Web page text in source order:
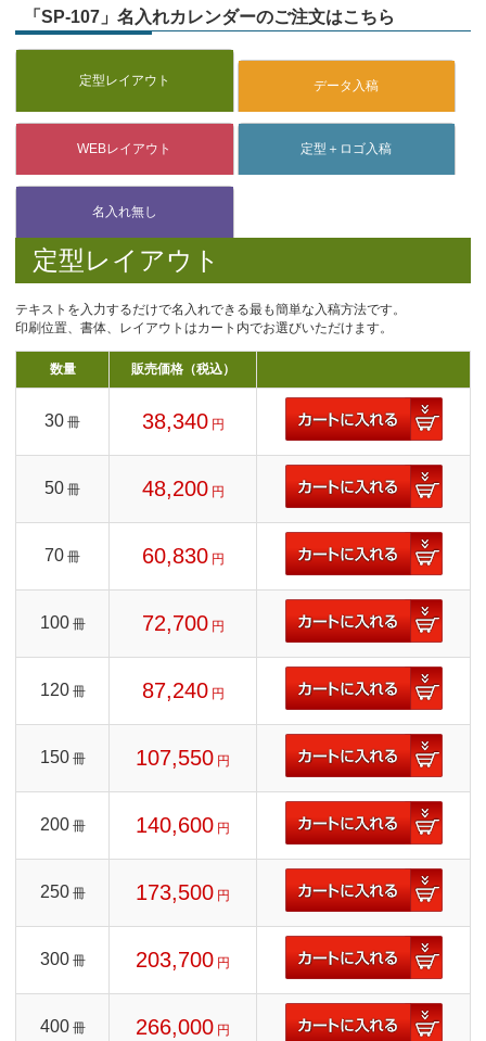
「SP-107」名入れカレンダーのご注文はこちら
定型レイアウト
テキストを入力するだけで名入れできる最も簡単な入稿方法です。
印刷位置、書体、レイアウトはカート内でお選びいただけます。
数量 販売価格（税込）
30 冊 38,340 円
50 冊 48,200 円
70 冊 60,830 円
100 冊 72,700 円
120 冊 87,240 円
150 冊 107,550 円
200 冊 140,600 円
250 冊 173,500 円
300 冊 203,700 円
400 冊 266,000 円